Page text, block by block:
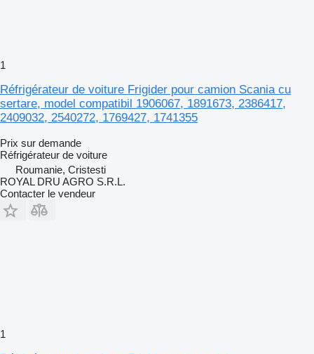
1
Réfrigérateur de voiture Frigider pour camion Scania cu
sertare, model compatibil 1906067, 1891673, 2386417,
2409032, 2540272, 1769427, 1741355
Prix sur demande
Réfrigérateur de voiture
Roumanie, Cristesti
ROYAL DRU AGRO S.R.L.
Contacter le vendeur
1